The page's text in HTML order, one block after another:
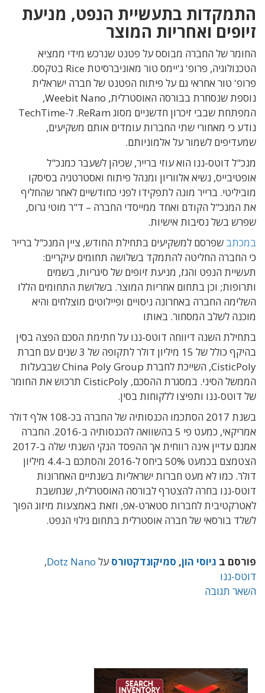
התמקדות בתעשיית הנפט, מניעת
זיופים ואחריות המוצר
החומר של החברה מבוסס על פטנט שנרכש מידי ממציא
הטכנולוגיה, פרופ' ג'יימס טור מאוניברסיטת Rice בטקסס.
פרופ' טור אחראי גם על פיתוח הפטנט של חברה ישראלית
נוספת שנסחרת בבורסה האוסטרלית, Weebit Nano,
המפתחת שבבי זיכרון חדשניים מסוג ReRam. ל-TechTime
נודע כי מאחורי שתי החברות עומדים אותם משקיעים,
שמעדיפים לשמור על אלמוניותם.
מנכ"ל דוטס-ננו הוא עוזי ברייר, שכיהן לשעבר כמנכ"ל
אופטיבייס, נשיא אלווריון ומנהל פיתוח ואסטרטגיה בסיסקו
מוביליטי. ברייר מונה לתפקידו לפני כחודשיים לאחר שהחליף
את המנכ"ל הקודם ואחד ממייסדי החברה – ד"ר מוטי גרוס,
שפרש בשל נסיבות אישיות.
במכתב שפרסם למשקיעים בתחילת החודש, ציין המנכ"ל ברייר
כי החברה החליטה להתמקד בשלושה תחומים עיקריים:
תעשיית הנפט והגז, מניעת זיופים של סיגריות, בשמים
ותרופות; וכן בתחום אחריות המוצר. בשלושת התחומים הללו
השלימה החברה באחרונה ניסויים ופיילוטים מוצלחים והיא
מוכנה לשלב המסחור. באותו
בתחילת השנה דיווחה דוטס-ננו על חתימת הסכם הפצה בסין
בהיקף כולל של 15 מיליון דולר לתקופה של 3 שנים עם חברת
CisticPoly, השייכת לחברת China Poly Group שבבעלות
הממשל הסיני. במסגרת ההסכם, CisticPoly תרכוש את החומר
של דוטס-ננו ותפיצו ללקוחות בסין.
בשנת 2017 הסתכמו הכנסותיה של החברה בכ-108 אלף דולר
אמריקאי, כמעט פי 5 בהשוואה להכנסותיה ב-2016. החברה
אמנם עדיין אינה רווחית אך ההפסד הנקי השנתי שלה ב-2017
הצטמצם בכמעט 50% ביחס ל-2016 והסתכם ב-4.4 מיליון
דולר. כמו לא מעט חברות ישראליות בשנתיים האחרונות
דוטס-ננו בחרה להצטרף לבורסה האוסטרלית, שנחשבת
לאטרקטיבית לחברות סטארט-אפ, וזאת באמצעות מיזוג הפוך
לשלד בורסאי של חברה אוסטרלית בתחום גילוי הנפט.
פורסם ב גיוסי הון, סמיקונדקטורס על Dotz Nano
,
דוטס-ננו
השאר תגובה